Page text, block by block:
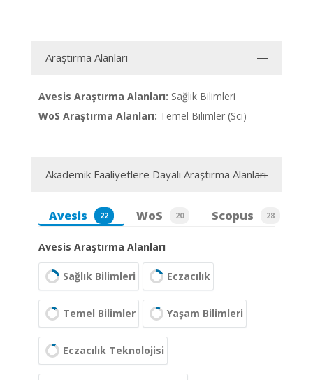
Araştırma Alanları
Avesis Araştırma Alanları: Sağlık Bilimleri
WoS Araştırma Alanları: Temel Bilimler (Sci)
Akademik Faaliyetlere Dayalı Araştırma Alanları
Avesis 22 WoS 20 Scopus 28
Avesis Araştırma Alanları
Sağlık Bilimleri Eczacılık
Temel Bilimler Yaşam Bilimleri
Eczacılık Teknolojisi